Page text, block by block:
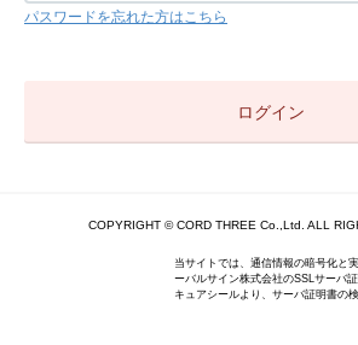
パスワードを忘れた方はこちら
COPYRIGHT © CORD THREE Co.,Ltd. ALL
当サイトでは、通信情報の暗号化と
ーバルサイン株式会社のSSLサーバ
キュアシールより、サーバ証明書の